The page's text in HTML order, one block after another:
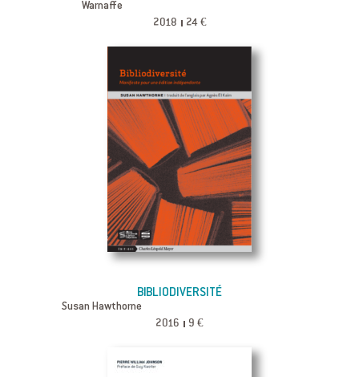
Warnaffe
2018 24 €
BIBLIODIVERSITÉ
Susan Hawthorne
2016 9 €